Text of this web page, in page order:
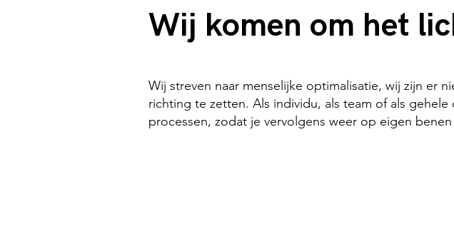
Wij komen om het
Wij streven naar menselijke optimalisatie, wij zijn er
richting te zetten. Als individu, als team of als
processen, zodat je vervolgens weer op eigen